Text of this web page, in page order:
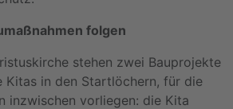
folgen
stehen zwei Bauprojekte
Kitas in den Startlöchern, für die
inzwischen vorliegen: die Kita